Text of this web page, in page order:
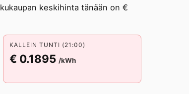
keskihinta tänään on €
KALLEIN TUNTI (21:00)
€ 0.1895 /kWh